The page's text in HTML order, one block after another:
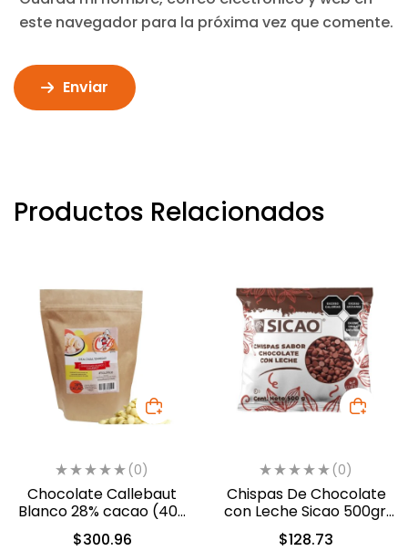
este navegador para la próxima vez que comente.
Enviar
Productos Relacionados
(0)
Chocolate Callebaut
Blanco 28% cacao (40-
801)
$300.96
(0)
Chispas De Chocolate
con Leche Sicao 500gr.
(2022-A99)
$128.73